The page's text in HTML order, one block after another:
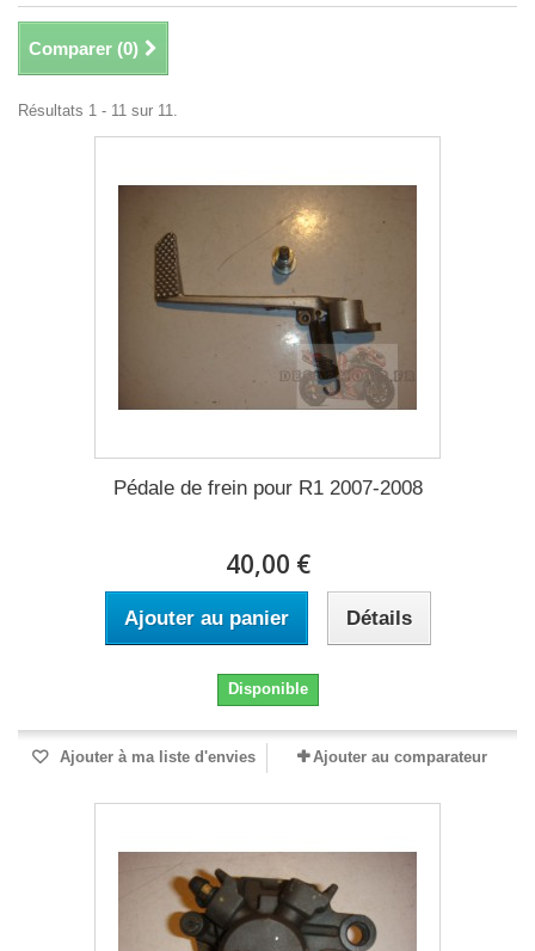
Comparer (0)
Résultats 1 - 11 sur 11.
Pédale de frein pour R1 2007-2008
40,00 €
Ajouter au panier Détails
Disponible
Ajouter à ma liste d'envies Ajouter au comparateur